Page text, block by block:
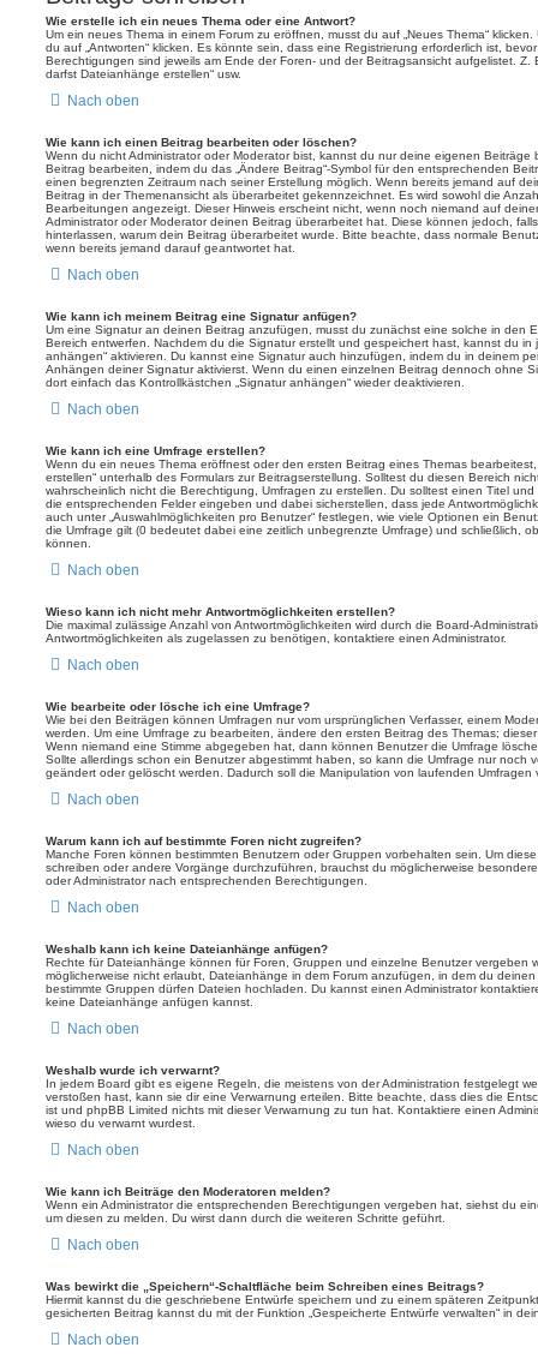
Wie erstelle ich ein neues Thema oder eine Antwort?
Um ein neues Thema in einem Forum zu eröffnen, musst du auf „Neues Thema“
du auf „Antworten“ klicken. Es könnte sein, dass eine Registrierung erforderlich ist,
Berechtigungen sind jeweils am Ende der Foren- und der Beitragsansicht aufgelistet. Z.
darfst Dateianhänge erstellen“ usw.
Nach oben
Wie kann ich einen Beitrag bearbeiten oder löschen?
Wenn du nicht Administrator oder Moderator bist, kannst du nur deine eigenen
Beitrag bearbeiten, indem du das „Ändere Beitrag“-Symbol für den entsprechenden
einen begrenzten Zeitraum nach seiner Erstellung möglich. Wenn bereits jemand auf
Beitrag in der Themenansicht als überarbeitet gekennzeichnet. Es wird sowohl die
Bearbeitungen angezeigt. Dieser Hinweis erscheint nicht, wenn noch niemand auf
Administrator oder Moderator deinen Beitrag überarbeitet hat. Diese können jedoch,
hinterlassen, warum dein Beitrag überarbeitet wurde. Bitte beachte, dass normale
wenn bereits jemand darauf geantwortet hat.
Nach oben
Wie kann ich meinem Beitrag eine Signatur anfügen?
Um eine Signatur an deinen Beitrag anzufügen, musst du zunächst eine solche in den
Bereich entwerfen. Nachdem du die Signatur erstellt und gespeichert hast, kannst du in
anhängen“ aktivieren. Du kannst eine Signatur auch hinzufügen, indem du in deinem
Anhängen deiner Signatur aktivierst. Wenn du einen einzelnen Beitrag dennoch ohne
dort einfach das Kontrollkästchen „Signatur anhängen“ wieder deaktivieren.
Nach oben
Wie kann ich eine Umfrage erstellen?
Wenn du ein neues Thema eröffnest oder den ersten Beitrag eines Themas
erstellen“ unterhalb des Formulars zur Beitragserstellung. Solltest du diesen Bereich
wahrscheinlich nicht die Berechtigung, Umfragen zu erstellen. Du solltest einen Titel
die entsprechenden Felder eingeben und dabei sicherstellen, dass jede
auch unter „Auswahlmöglichkeiten pro Benutzer“ festlegen, wie viele Optionen ein
die Umfrage gilt (0 bedeutet dabei eine zeitlich unbegrenzte Umfrage) und schließlich,
können.
Nach oben
Wieso kann ich nicht mehr Antwortmöglichkeiten erstellen?
Die maximal zulässige Anzahl von Antwortmöglichkeiten wird durch die Board-
Antwortmöglichkeiten als zugelassen zu benötigen, kontaktiere einen Administrator.
Nach oben
Wie bearbeite oder lösche ich eine Umfrage?
Wie bei den Beiträgen können Umfragen nur vom ursprünglichen Verfasser, einem
werden. Um eine Umfrage zu bearbeiten, ändere den ersten Beitrag des Themas;
Wenn niemand eine Stimme abgegeben hat, dann können Benutzer die Umfrage
Sollte allerdings schon ein Benutzer abgestimmt haben, so kann die Umfrage nur noch
geändert oder gelöscht werden. Dadurch soll die Manipulation von laufenden Umfragen
Nach oben
Warum kann ich auf bestimmte Foren nicht zugreifen?
Manche Foren können bestimmten Benutzern oder Gruppen vorbehalten sein. Um
schreiben oder andere Vorgänge durchzuführen, brauchst du möglicherweise
oder Administrator nach entsprechenden Berechtigungen.
Nach oben
Weshalb kann ich keine Dateianhänge anfügen?
Rechte für Dateianhänge können für Foren, Gruppen und einzelne Benutzer vergeben
möglicherweise nicht erlaubt, Dateianhänge in dem Forum anzufügen, in dem du
bestimmte Gruppen dürfen Dateien hochladen. Du kannst einen Administrator
keine Dateianhänge anfügen kannst.
Nach oben
Weshalb wurde ich verwarnt?
In jedem Board gibt es eigene Regeln, die meistens von der Administration festgelegt
verstoßen hast, kann sie dir eine Verwarnung erteilen. Bitte beachte, dass dies die
ist und phpBB Limited nichts mit dieser Verwarnung zu tun hat. Kontaktiere einen
wieso du verwarnt wurdest.
Nach oben
Wie kann ich Beiträge den Moderatoren melden?
Wenn ein Administrator die entsprechenden Berechtigungen vergeben hat, siehst du
um diesen zu melden. Du wirst dann durch die weiteren Schritte geführt.
Nach oben
Was bewirkt die „Speichern“-Schaltfläche beim Schreiben eines Beitrags?
Hiermit kannst du die geschriebene Entwürfe speichern und zu einem späteren
gesicherten Beitrag kannst du mit der Funktion „Gespeicherte Entwürfe verwalten“ in
Nach oben